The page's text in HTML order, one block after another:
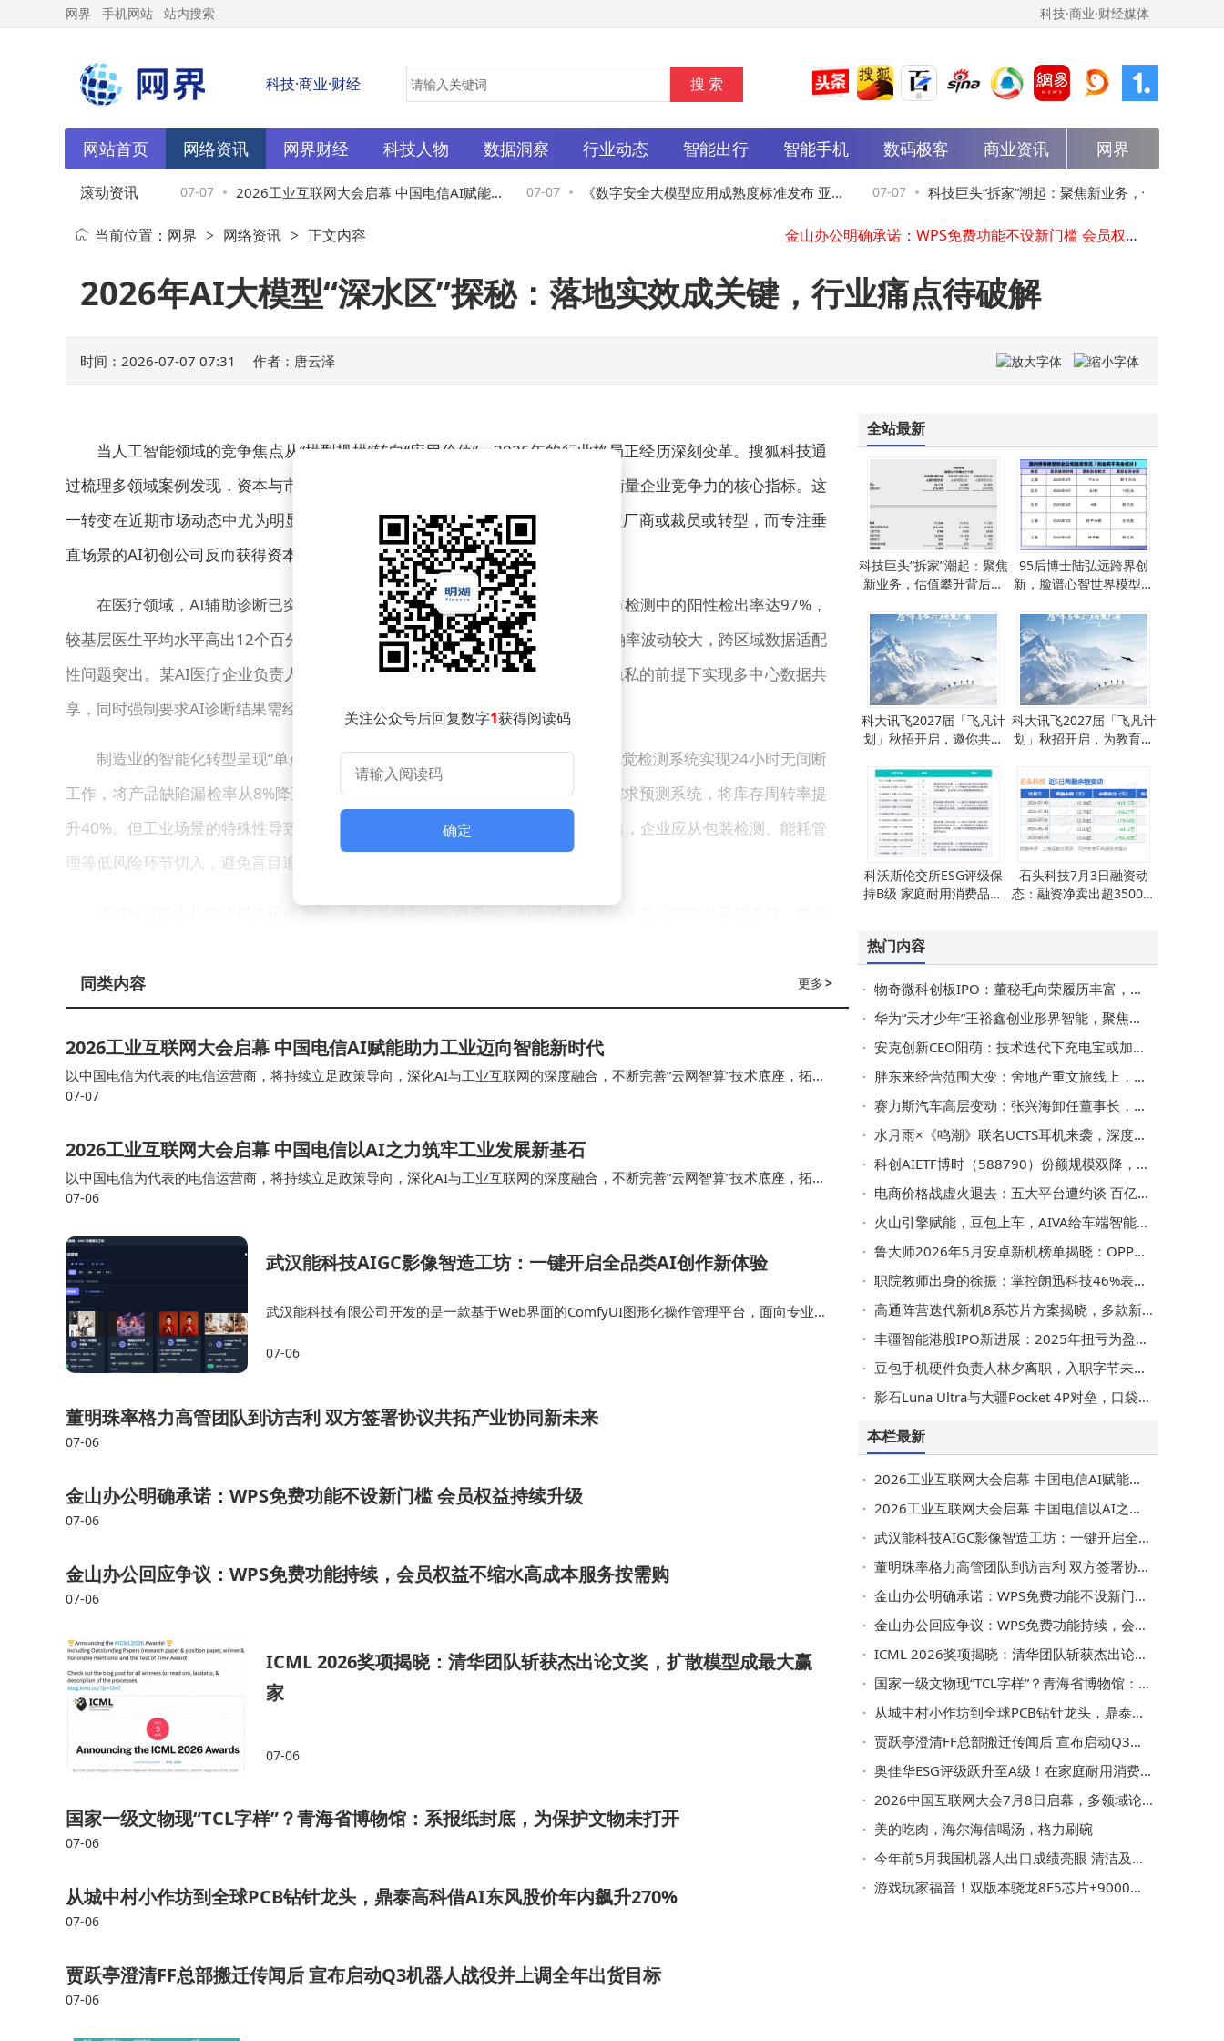
网界 手机网站 站内搜索 科技·商业·财经媒体
科技·商业·财经
网站首页 网络资讯 网界财经 科技人物 数据洞察 行业动态 智能出行 智能手机 数码极客 商业资讯 网界
滚动资讯
星动纪元融资近50
，物流行业新动态频
07-07 2026工业互联网大会启幕 中国电信AI赋能助
力工业迈向智能新时代
07-07 《数字安全大模型应用成熟度标准发布 亚信
安全以实战经验助力行业规范化发展》
07-07 科技巨头“拆家”潮起：聚焦新业务，估值攀升
背后机遇与挑战并存
2026工业互联网大会启幕 中国电信以AI之力筑牢工业发展新基石
武汉能科技AIGC影像智造工坊：一键开启全品类AI创作新体验
金山办公明确承诺：WPS免费功能不设新门槛 会员权益持续升级
奥佳华ESG评级跃升至A级！在家庭耐用消费品行业139家公司中排第47名
2026工业互联网大会启幕 中国电信以AI之力筑牢工业发展新基石
当前位置： 网界 > 网络资讯 > 正文内容
2026年AI大模型“深水区”探秘：落地实效成关键，行业痛点待破解
时间：2026-07-07 07:31 作者：唐云泽
当人工智能领域的竞争焦点从“模型规模”转向“应用价值”，2026年的行业格局正经历深刻变革。搜狐科技通
过梳理多领域案例发现，资本与市场已形成共识：AI技术的商业化闭环能力成为衡量企业竞争力的核心指标。这
一转变在近期市场动态中尤为明显——头部企业API价格降幅超60%，中小型模型厂商或裁员或转型，而专注垂
直场景的AI初创公司反而获得资本青睐。
在医疗领域，AI辅助诊断已突破概念阶段。某三甲医院数据显示，AI在肺结节检测中的阳性检出率达97%，
较基层医生平均水平高出12个百分点。但技术落地仍面临挑战：罕见病诊断的准确率波动较大，跨区域数据适配
性问题突出。某AI医疗企业负责人建议，通过建立“联邦学习”机制，在保护患者隐私的前提下实现多中心数据共
享，同时强制要求AI诊断结果需经主治医师复核。
制造业的智能化转型呈现“单点突破”特征。在长三角某汽车零部件工厂，AI视觉检测系统实现24小时无间断
工作，将产品缺陷漏检率从8%降至0.3%。供应链优化方面，某家电巨头通过AI需求预测系统，将库存周转率提
升40%。但工业场景的特殊性导致部署成本高昂，某智能制造解决方案提供商指出，企业应从包装检测、能耗管
理等低风险环节切入，避免盲目追求全流程数字化。
法律行业的人机协作模式正在重塑。北京某律所的实践显示，AI合同审核系统可处理90%的基础条款，将律
述。上海某红圈所合伙人强调，涉及违约责任、管辖权等关键条款时，必须由资深律师进行人工复核。
户投诉。检索增强生成（RAG）技术成为解决方案，通过强制调用企业知识库而非单纯依赖模型记忆，某银行将
理财咨询的准确率提升至92%。成本管控则是另一大难题，某零售企业部署AI定价系统后发现，算力成本占总体
投入的65%，远超预期。
市场趋势预测显示，AI智能体将成为主要交付形态。某云计算厂商已推出可自动监控服务器状态并修复故障
而设计、影视等行业仍依赖闭源模型的创意能力。监管驱动的安全赛道正在崛起，某专注AI模型对齐的创业公
司，成立仅两年便获得数亿元融资，其核心产品可自动检测模型输出中的偏见与风险。
尽管应用场景不断拓展，仍有诸多领域尚未被AI有效渗透。某物流企业CIO透露，跨境运输中的清关文件处
理仍依赖人工，主要障碍在于各国海关规则的动态变化难以实时更新至模型。这折射出技术落地中的深层矛盾：
是等待模型进一步成熟，还是通过商业模式创新弥补技术短板？这个问题的答案，或将决定下一阶段AI产业的竞
争格局。
关注公众号后回复数字1获得阅读码
确定
更多>
同类内容
2026工业互联网大会启幕 中国电信AI赋能助力工业迈向智能新时代
以中国电信为代表的电信运营商，将持续立足政策导向，深化AI与工业互联网的深度融合，不断完善“云网智算”技术底座，拓展
更多高价值应用场景，深化生态协同，以“国家队”的担当，为工业互联网创新落地见效提供有力支撑，…
07-07
2026工业互联网大会启幕 中国电信以AI之力筑牢工业发展新基石
以中国电信为代表的电信运营商，将持续立足政策导向，深化AI与工业互联网的深度融合，不断完善“云网智算”技术底座，拓展
更多高价值应用场景，深化生态协同，以“国家队”的担当，为工业互联网创新落地见效提供有力支撑，…
07-06
武汉能科技AIGC影像智造工坊：一键开启全品类AI创作新体验
武汉能科技有限公司开发的是一款基于Web界面的ComfyUI图形化操作管理平台，面向专业
台通过高度集成的用户管理体系、可视化工…
07-06
董明珠率格力高管团队到访吉利 双方签署协议共拓产业协同新未来
07-06
金山办公明确承诺：WPS免费功能不设新门槛 会员权益持续升级
07-06
金山办公回应争议：WPS免费功能持续，会员权益不缩水高成本服务按需购
07-06
ICML 2026奖项揭晓：清华团队斩获杰出论文奖，扩散模型成最大赢
家
07-06
国家一级文物现“TCL字样”？青海省博物馆：系报纸封底，为保护文物未打开
07-06
从城中村小作坊到全球PCB钻针龙头，鼎泰高科借AI东风股价年内飙升270%
07-06
贾跃亭澄清FF总部搬迁传闻后 宣布启动Q3机器人战役并上调全年出货目标
07-06
全站最新
科技巨头“拆家”潮起：聚焦
新业务，估值攀升背后机
95后博士陆弘远跨界创
新，脸谱心智世界模型赋
科大讯飞2027届「飞凡计
划」秋招开启，邀你共赴
科大讯飞2027届「飞凡计
划」秋招开启，为教育领
科沃斯伦交所ESG评级保
持B级 家庭耐用消费品行
石头科技7月3日融资动
态：融资净卖出超3500万
热门内容
物奇微科创板IPO：董秘毛向荣履历丰富，年薪超董事长引关注
华为“天才少年”王裕鑫创业形界智能，聚焦流式视频生成首月获数千万融资
安克创新CEO阳萌：技术迭代下充电宝或加速退场，行业格局生变
胖东来经营范围大变：舍地产重文旅线上，战略聚焦显零售清醒
赛力斯汽车高层变动：张兴海卸任董事长，张正萍接棒引领新征程
水月雨×《鸣潮》联名UCTS耳机来袭，深度定制外观，音质续航双在线
科创AIETF博时（588790）份额规模双降，重仓芯原寒武纪等，流动性如何？
电商价格战虚火退去：五大平台遭约谈 百亿补贴沦为共有化“照妖镜”
火山引擎赋能，豆包上车，AIVA给车端智能体带来无限想象空间
鲁大师2026年5月安卓新机榜单揭晓：OPPO Reno 16 Pro流畅度夺冠 红魔系列AI性能抢眼
职院教师出身的徐振：掌控朗迅科技46%表决权 年薪达353万元
高通阵营迭代新机8系芯片方案揭晓，多款新芯片性能升级亮点足
丰疆智能港股IPO新进展：2025年扭亏为盈，创始人吴迪薪酬降至277.2万
豆包手机硬件负责人林夕离职，入职字节未满半年，新一代手机量产在即
影石Luna Ultra与大疆Pocket 4P对垒，口袋电影机：是创作革新还是营销噱头？
本栏最新
2026工业互联网大会启幕 中国电信AI赋能助力工业迈向智能新时代
2026工业互联网大会启幕 中国电信以AI之力筑牢工业发展新基石
武汉能科技AIGC影像智造工坊：一键开启全品类AI创作新体验
董明珠率格力高管团队到访吉利 双方签署协议共拓产业协同新未来
金山办公明确承诺：WPS免费功能不设新门槛 会员权益持续升级
金山办公回应争议：WPS免费功能持续，会员权益不缩水高成本服务按需购
ICML 2026奖项揭晓：清华团队斩获杰出论文奖，扩散模型成最大赢家
国家一级文物现“TCL字样”？青海省博物馆：系报纸封底，为保护文物未打开
从城中村小作坊到全球PCB钻针龙头，鼎泰高科借AI东风股价年内飙升270%
贾跃亭澄清FF总部搬迁传闻后 宣布启动Q3机器人战役并上调全年出货目标
奥佳华ESG评级跃升至A级！在家庭耐用消费品行业139家公司中排第47名
2026中国互联网大会7月8日启幕，多领域论坛共探互联网创新发展新路径
美的吃肉，海尔海信喝汤，格力刷碗
今年前5月我国机器人出口成绩亮眼 清洁及工业等机器人海外“圈粉”无数
游戏玩家福音！双版本骁龙8E5芯片+9000mAh电池，新机硬件配置全拉满